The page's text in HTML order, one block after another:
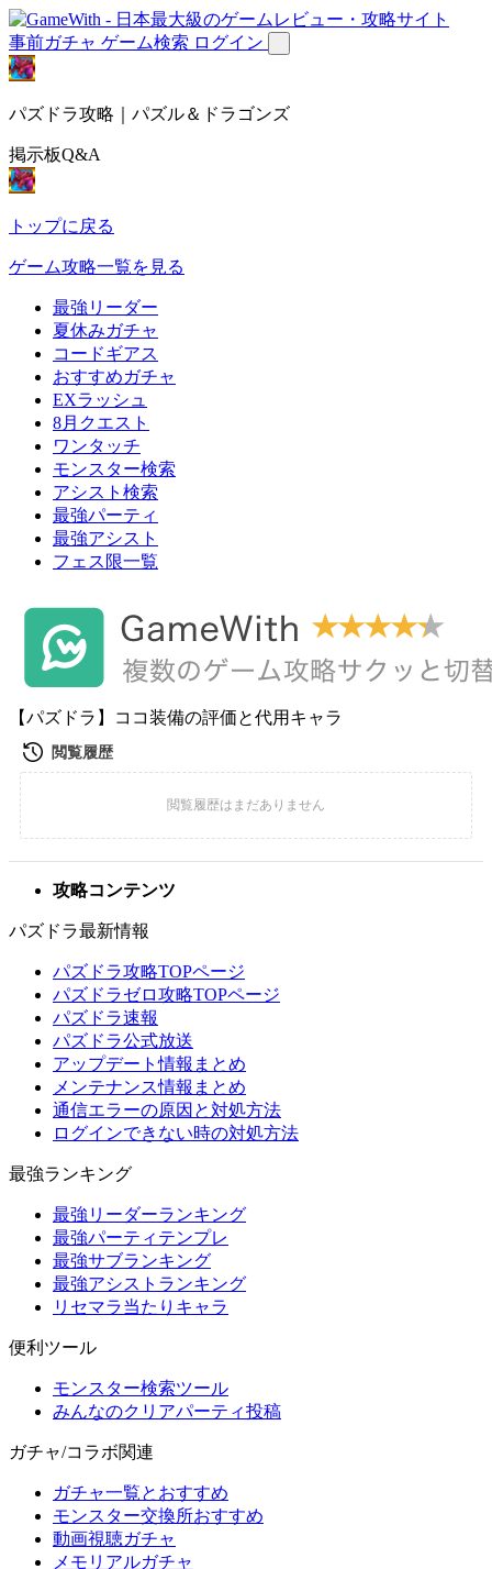
事前ガチャ ゲーム検索 ログイン
パズドラ攻略｜パズル＆ドラゴンズ
掲示板Q&A
トップに戻る
ゲーム攻略一覧を見る
最強リーダー
夏休みガチャ
コードギアス
おすすめガチャ
EXラッシュ
8月クエスト
ワンタッチ
モンスター検索
アシスト検索
最強パーティ
最強アシスト
フェス限一覧
【パズドラ】ココ装備の評価と代用キャラ
攻略コンテンツ
パズドラ最新情報
パズドラ攻略TOPページ
パズドラゼロ攻略TOPページ
パズドラ速報
パズドラ公式放送
アップデート情報まとめ
メンテナンス情報まとめ
通信エラーの原因と対処方法
ログインできない時の対処方法
最強ランキング
最強リーダーランキング
最強パーティテンプレ
最強サブランキング
最強アシストランキング
リセマラ当たりキャラ
便利ツール
モンスター検索ツール
みんなのクリアパーティ投稿
ガチャ/コラボ関連
ガチャ一覧とおすすめ
モンスター交換所おすすめ
動画視聴ガチャ
メモリアルガチャ